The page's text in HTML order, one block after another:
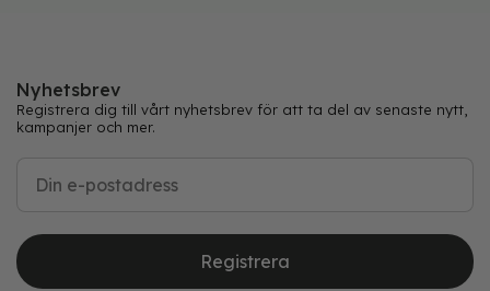
Nyhetsbrev
Registrera dig till vårt nyhetsbrev för att ta del av senaste nytt,
kampanjer och mer.
Registrera